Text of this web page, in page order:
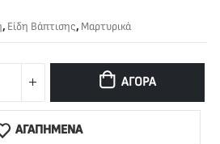
, Είδη Βάπτισης, Μαρτυρικά
ΑΓΟΡΆ
ΑΓΑΠΗΜΕΝΑ